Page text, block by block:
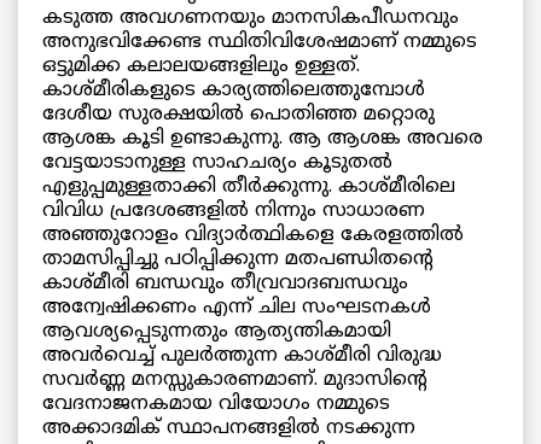
കടുത്ത അവഗണനയും മാനസികപീഡനവും
അനുഭവിക്കേണ്ട സ്ഥിതിവിശേഷമാണ് നമ്മുടെ
ഒട്ടുമിക്ക കലാലയങ്ങളിലും ഉള്ളത്.
കാശ്മീരികളുടെ കാര്യത്തിലെത്തുമ്പോള്‍
ദേശീയ സുരക്ഷയില്‍ പൊതിഞ്ഞ മറ്റൊരു
ആശങ്ക കൂടി ഉണ്ടാകുന്നു. ആ ആശങ്ക അവരെ
വേട്ടയാടാനുള്ള സാഹചര്യം കൂടുതല്‍
എളുപ്പമുള്ളതാക്കി തീര്‍ക്കുന്നു. കാശ്മീരിലെ
വിവിധ പ്രദേശങ്ങളില്‍ നിന്നും സാധാരണ
അഞ്ഞുറോളം വിദ്യാര്‍ത്ഥികളെ കേരളത്തില്‍
താമസിപ്പിച്ചു പഠിപ്പിക്കുന്ന മതപണ്ഡിതന്റെ
കാശ്മീരി ബന്ധവും തീവ്രവാദബന്ധവും
അന്വേഷിക്കണം എന്ന് ചില സംഘടനകള്‍
ആവശ്യപ്പെടുന്നതും ആത്യന്തികമായി
അവര്‍വെച്ച് പുലര്‍ത്തുന്ന കാശ്മീരി വിരുദ്ധ
സവര്‍ണ്ണ മനസ്സുകാരണമാണ്. മുദാസിന്റെ
വേദനാജനകമായ വിയോഗം നമ്മുടെ
അക്കാദമിക് സ്ഥാപനങ്ങളില്‍ നടക്കുന്ന